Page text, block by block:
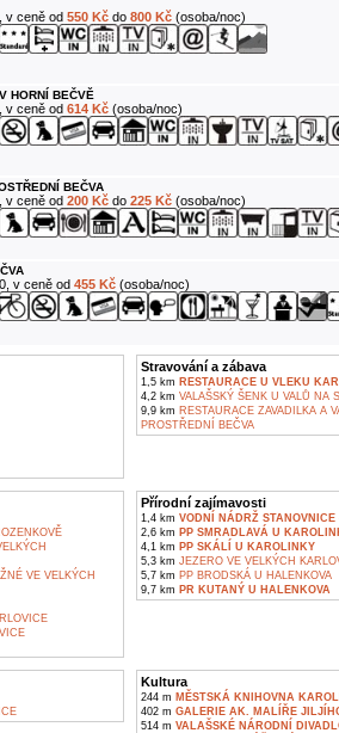
v ceně od 550 Kčdo 800 Kč(osoba/noc)
HORNÍ BEČVĚ
v ceně od 614 Kč(osoba/noc)
BEČVA
v ceně od 200 Kčdo 225 Kč(osoba/noc)
v ceně od 455 Kč(osoba/noc)
Stravování a zábava
1,5 km RESTAURACE U VLEKU
4,2 km VALAŠSKÝ ŠENK U VALŮ NA
9,9 km RESTAURACE ZAVADILKA A
PROSTŘEDNÍ BEČVA
VE VELKÝCH
Přírodní zajímavosti
1,4 km VODNÍ NÁDRŽ
2,6 km PP SMRADLAVÁ U
4,1 km PP SKÁLÍ U KAROLINKY
5,3 km JEZERO VE VELKÝCH
5,7 km PP BRODSKÁ U HALENKOVA
9,7 km PR KUTANÝ U HALENKOVA
Kultura
244 m MĚSTSKÁ KNIHOVNA
402 m GALERIE AK. MALÍŘE
514 m VALAŠSKÉ NÁRODNÍ